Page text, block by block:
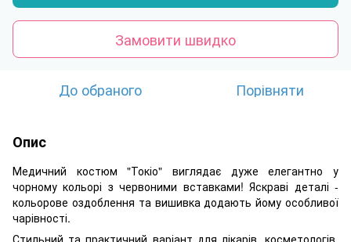
Замовити швидко
До обраного Порівняти
Опис
Медичний костюм "Токіо" виглядає дуже елегантно у
чорному кольорі з червоними вставками! Яскраві деталі -
кольорове оздоблення та вишивка додають йому особливої
чарівності.
Стильний та практичний варіант для лікарів, косметологів,